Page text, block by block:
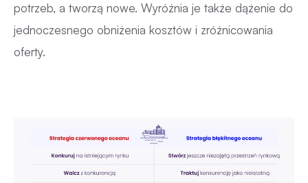
potrzeb, a tworzą nowe. Wyróżnia je także dążenie do
jednoczesnego obniżenia kosztów i zróżnicowania
oferty.